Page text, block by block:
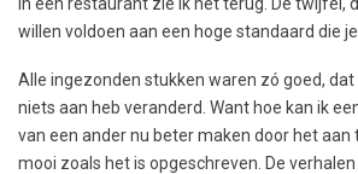
willen voldoen aan een hoge standaard die
Alle ingezonden stukken waren zó goed,
niets aan heb veranderd. Want hoe kan ik
van een ander nu beter maken door het aan
mooi zoals het is opgeschreven. De